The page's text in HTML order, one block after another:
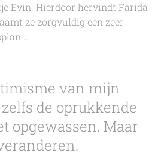
Evin. Hierdoor hervindt Farida
ze zorgvuldig een zeer
van mijn
de oprukkende
opgewassen. Maar